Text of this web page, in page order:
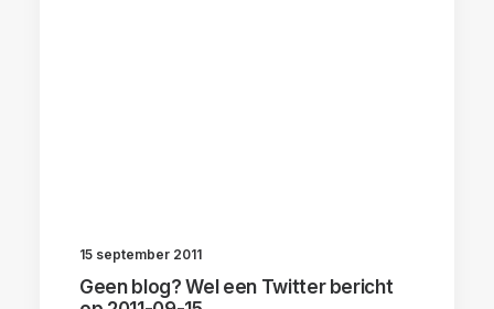
15 september 2011
Geen blog? Wel een Twitter bericht